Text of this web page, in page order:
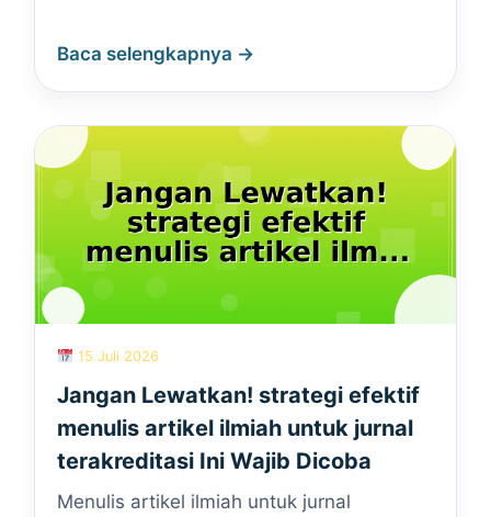
Baca selengkapnya →
15 Juli 2026
Jangan Lewatkan! strategi efektif
menulis artikel ilmiah untuk jurnal
terakreditasi Ini Wajib Dicoba
Menulis artikel ilmiah untuk jurnal